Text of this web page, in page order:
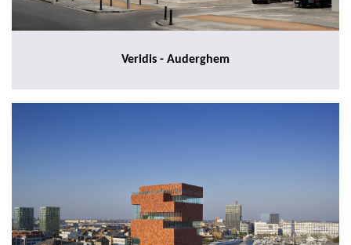
Veridis - Auderghem